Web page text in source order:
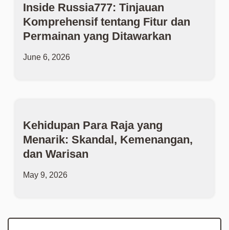
Inside Russia777: Tinjauan
Komprehensif tentang Fitur dan
Permainan yang Ditawarkan
June 6, 2026
Kehidupan Para Raja yang
Menarik: Skandal, Kemenangan,
dan Warisan
May 9, 2026